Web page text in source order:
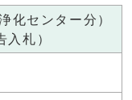
化センター分）
入札）